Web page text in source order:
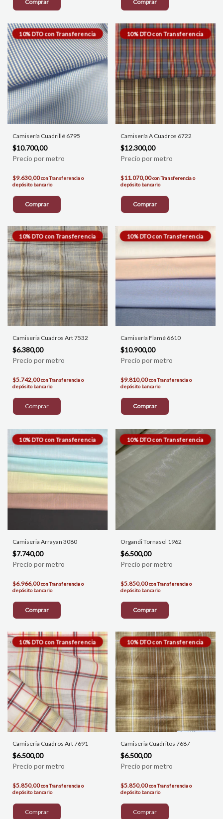
Comprar Comprar
Camisería Cuadrillé 6795
$10.700,00
$9.630,00conTransferencia o
depósito bancario
Comprar
Camisería A Cuadros 6722
$12.300,00
$11.070,00conTransferencia o
depósito bancario
Comprar
Camiseria Cuadros Art 7532
$6.380,00
$5.742,00conTransferencia o
depósito bancario
Camisería Flamé 6610
$10.900,00
$9.810,00conTransferencia o
depósito bancario
Comprar
Camiseria Arrayan 3080
$7.740,00
$6.966,00conTransferencia o
depósito bancario
Comprar
Organdi Tornasol 1962
$6.500,00
$5.850,00conTransferencia o
depósito bancario
Comprar
Camiseria Cuadros Art 7691
$6.500,00
$5.850,00conTransferencia o
depósito bancario
Camiseria Cuadritos 7687
$6.500,00
$5.850,00conTransferencia o
depósito bancario